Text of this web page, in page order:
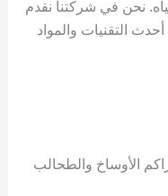
نحن في شركتنا نقدم
التقنيات والمواد
الأوساخ والطحالب